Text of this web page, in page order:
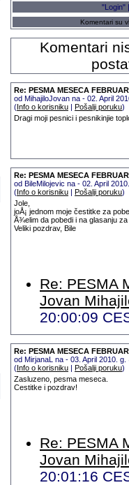
"Login"
Komentari su
Komentari
Re: PESMA MESECA
od MihajiloJovan na - 02. April
(Info o korisniku | Pošalji poruku)
Dragi moji pesnici i pesnikinjie
Re: PESMA MESECA
od BileMilojevic na - 02. April
(Info o korisniku | Pošalji poruku)
Jole,
joÅ¡ jednom moje čestitke za
Å¾elim da pobedi i na glasanju
Veliki pozdrav, Bile
Re: PESMA
Jovan
20:00:09
Re: PESMA MESECA
od MirjanaL na - 03. April 2010.
(Info o korisniku | Pošalji poruku)
Zasluzeno, pesma meseca.
Cestitke i pozdrav!
Re: PESMA
Jovan
20:01:16